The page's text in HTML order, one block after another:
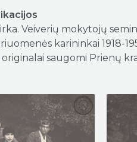
Veiverių mokytojų
karininkai 1918-
saugomi Prienų